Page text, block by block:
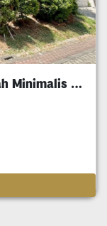
Termurah Citraland Utama Rumah Minimalis 5M An